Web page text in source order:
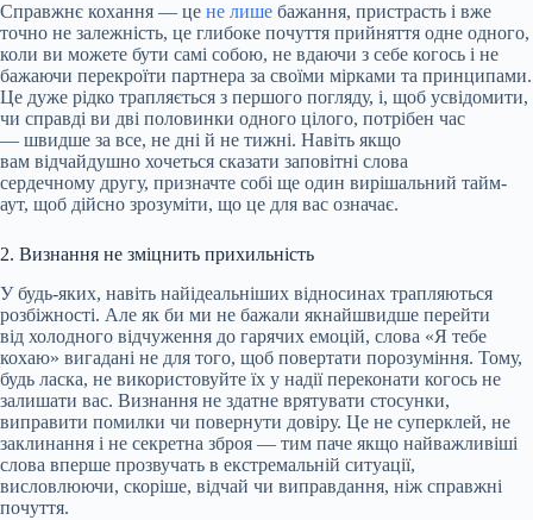
Справжнє кохання — це не лише бажання, пристрасть і вже
точно не залежність, це глибоке почуття прийняття одне одного,
коли ви можете бути самі собою, не вдаючи з себе когось і не
бажаючи перекроїти партнера за своїми мірками та принципами.
Це дуже рідко трапляється з першого погляду, і, щоб усвідомити,
чи справді ви дві половинки одного цілого, потрібен час
— швидше за все, не дні й не тижні. Навіть якщо
вам відчайдушно хочеться сказати заповітні слова
сердечному другу, призначте собі ще один вирішальний тайм-
аут, щоб дійсно зрозуміти, що це для вас означає.
2. Визнання не зміцнить прихильність
У будь-яких, навіть найідеальніших відносинах трапляються
розбіжності. Але як би ми не бажали якнайшвидше перейти
від холодного відчуження до гарячих емоцій, слова «Я тебе
кохаю» вигадані не для того, щоб повертати порозуміння. Тому,
будь ласка, не використовуйте їх у надії переконати когось не
залишати вас. Визнання не здатне врятувати стосунки,
виправити помилки чи повернути довіру. Це не суперклей, не
заклинання і не секретна зброя — тим паче якщо найважливіші
слова вперше прозвучать в екстремальній ситуації,
висловлюючи, скоріше, відчай чи виправдання, ніж справжні
почуття.